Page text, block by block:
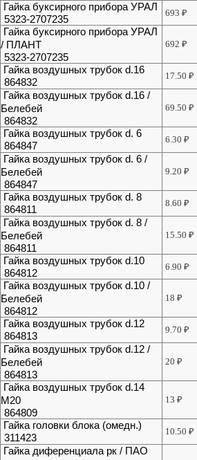
Гайка буксирного прибора УРАЛ
5323-2707235
693₽
Гайка буксирного прибора УРАЛ
/ ПЛАНТ
5323-2707235
692₽
Гайка воздушных трубок d.16
864832
17.50₽
Гайка воздушных трубок d.16 /
Белебей
864832
69.50₽
Гайка воздушных трубок d. 6
864847
6.30₽
Гайка воздушных трубок d. 6 /
Белебей
864847
9.20₽
Гайка воздушных трубок d. 8
864811
8.60₽
Гайка воздушных трубок d. 8 /
Белебей
864811
15.50₽
Гайка воздушных трубок d.10
864812
6.90₽
Гайка воздушных трубок d.10 /
Белебей
864812
18₽
Гайка воздушных трубок d.12
864813
9.70₽
Гайка воздушных трубок d.12 /
Белебей
864813
20₽
Гайка воздушных трубок d.14
М20
864809
13₽
Гайка головки блока (омедн.)
311423
10.50₽
Гайка диференциала рк / ПАО